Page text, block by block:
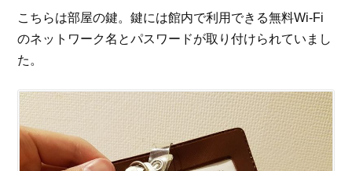
こちらは部屋の鍵。鍵には館内で利用できる無料Wi-Fi
のネットワーク名とパスワードが取り付けられていまし
た。